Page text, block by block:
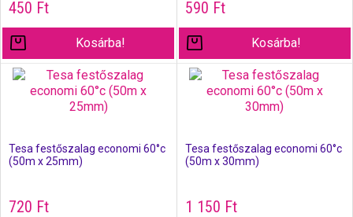
450 Ft
Kosárba!
590 Ft
Kosárba!
Tesa festőszalag economi 60°c
(50m x 25mm)
720 Ft
Tesa festőszalag economi 60°c
(50m x 30mm)
1 150 Ft